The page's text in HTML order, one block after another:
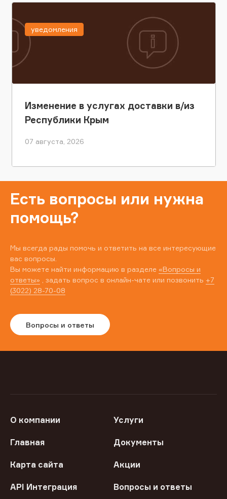
Изменение в услугах доставки в/из
Республики Крым
07 августа, 2026
уведомления
Есть вопросы или нужна
помощь?
Мы всегда рады помочь и ответить на все интересующие
вас вопросы.
Вы можете найти информацию в разделе «Вопросы и
ответы» , задать вопрос в онлайн-чате или позвонить +7
(3022) 28-70-08
Вопросы и ответы
О компании Услуги
Главная Документы
Карта сайта Акции
API Интеграция Вопросы и ответы